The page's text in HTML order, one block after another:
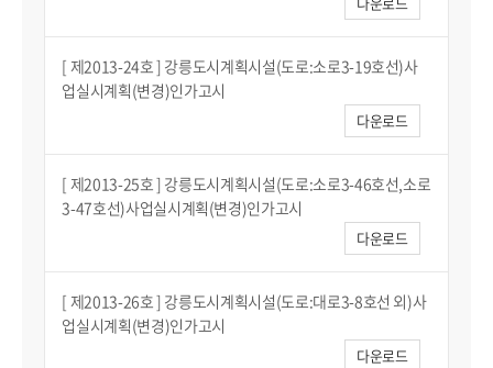
[ 제2013-24호 ] 강릉도시계획시설(도로:소로3-19호선)사
업실시계획(변경)인가고시
다운로드
[ 제2013-25호 ] 강릉도시계획시설(도로:소로3-46호선,소로
3-47호선)사업실시계획(변경)인가고시
다운로드
[ 제2013-26호 ] 강릉도시계획시설(도로:대로3-8호선 외)사
업실시계획(변경)인가고시
다운로드